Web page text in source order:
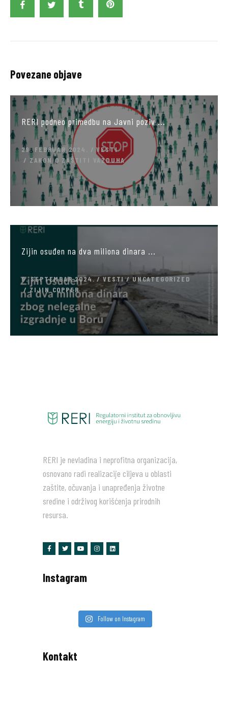
Povezane objave
RERI podneo primedbu na Javni poziv ...
29. FEBRUAR 2024.
VESTI
ZAKON O ZAŠTITI VAZDUHA
Zijin osuđen na dva miliona dinara ...
6. SEPTEMBAR 2024. VESTI
UNCATEGORIZED
ZIJIN COPPER
RERI je nevladina i neprofitna organizacija,
osnovano radi realizacije ciljeva u oblasti
zaštite, očuvanja i unapređenja životne
sredine i održivog korišćenja prirodnih
resursa.
Instagram
Follow on Instagram
Kontakt